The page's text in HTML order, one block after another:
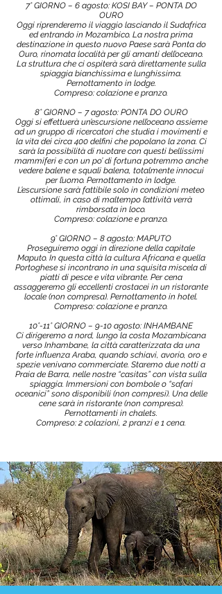
7° GIORNO – 6 agosto: KOSI BAY – PONTA DO
OURO
Oggi riprenderemo il viaggio lasciando il Sudafrica
ed entrando in Mozambico. La nostra prima
destinazione in questo nuovo Paese sarà Ponta do
Ouro, rinomata località per gli amanti dell’oceano.
La struttura che ci ospiterà sarà direttamente sulla
spiaggia bianchissima e lunghissima.
Pernottamento in lodge.
Compreso: colazione e pranzo.
8° GIORNO – 7 agosto: PONTA DO OURO
Oggi si effettuerà un’escursione nell’oceano assieme
ad un gruppo di ricercatori che studia i movimenti e
la vita dei circa 400 delfini che popolano la zona. Ci
sarà la possibilità di nuotare con questi bellissimi
mammiferi e con un po’ di fortuna potremmo anche
vedere balene e squali balena, totalmente innocui
per l’uomo. Pernottamento in lodge.
L’escursione sarà fattibile solo in condizioni meteo
ottimali, in caso di maltempo l’attività verrà
rimborsata in loco.
Compreso: colazione e pranzo.
9° GIORNO – 8 agosto: MAPUTO
Proseguiremo oggi in direzione della capitale
Maputo. In questa città la cultura Africana e quella
Portoghese si incontrano in una squisita miscela di
piatti di pesce e vita vibrante. Per cena
assaggeremo gli eccellenti crostacei in un ristorante
locale (non compresa). Pernottamento in hotel.
Compreso: colazione e pranzo.
10°-11° GIORNO – 9-10 agosto: INHAMBANE
Ci dirigeremo a nord, lungo la costa Mozambicana
verso Inhambane, la città caratterizzata da una
forte influenza Araba, quando schiavi, avorio, oro e
spezie venivano commerciate. Staremo due notti a
Praia de Barra, nelle nostre “casitas” con vista sulla
spiaggia. Immersioni con bombole o “safari
oceanici” sono disponibili (non compresi). Una delle
cene sarà in ristorante (non compresa).
Pernottamenti in chalets.
Compreso: 2 colazioni, 2 pranzi e 1 cena.